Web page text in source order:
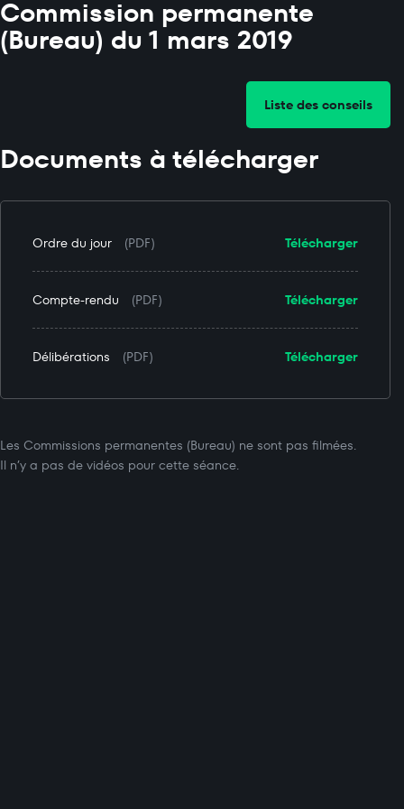
Commission permanente
(Bureau) du 1 mars 2019
Liste des conseils
Documents à télécharger
Télécharger
Ordre du jour (PDF)
Télécharger
Compte-rendu (PDF)
Télécharger
Délibérations (PDF)
Les Commissions permanentes (Bureau) ne sont pas filmées.
Il n’y a pas de vidéos pour cette séance.